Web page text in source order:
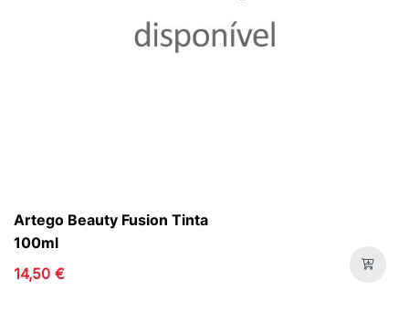
Artego Beauty Fusion Tinta
100ml
14,50 €